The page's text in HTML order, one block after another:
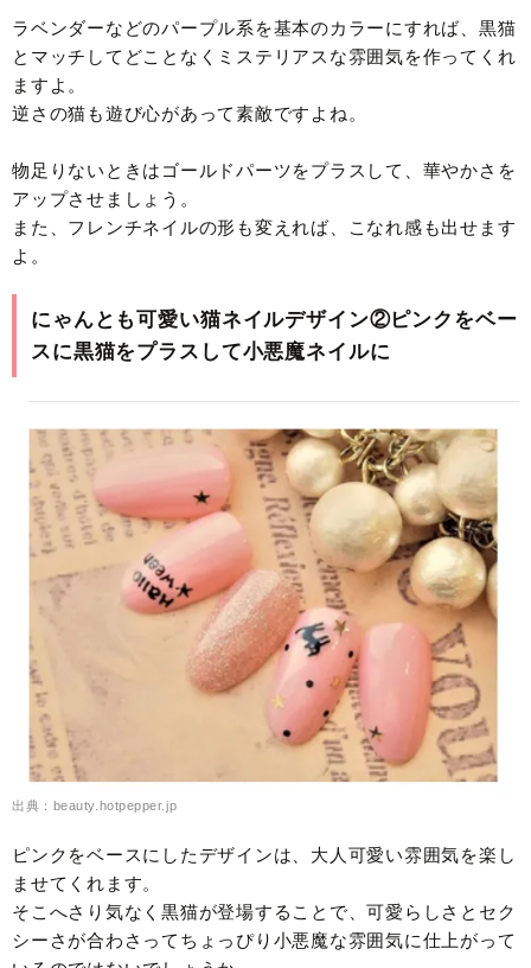
ラベンダーなどのパープル系を基本のカラーにすれば、黒猫
とマッチしてどことなくミステリアスな雰囲気を作ってくれ
ますよ。
逆さの猫も遊び心があって素敵ですよね。
物足りないときはゴールドパーツをプラスして、華やかさを
アップさせましょう。
また、フレンチネイルの形も変えれば、こなれ感も出せます
よ。
にゃんとも可愛い猫ネイルデザイン②ピンクをベー
スに黒猫をプラスして小悪魔ネイルに
出典：beauty.hotpepper.jp
ピンクをベースにしたデザインは、大人可愛い雰囲気を楽し
ませてくれます。
そこへさり気なく黒猫が登場することで、可愛らしさとセク
シーさが合わさってちょっぴり小悪魔な雰囲気に仕上がって